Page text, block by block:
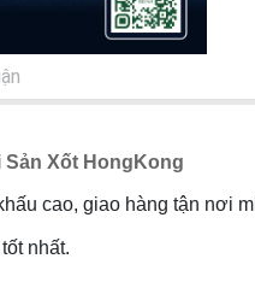
Sản Xốt HongKong
cao, giao hàng tận nơi
nhất.